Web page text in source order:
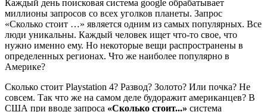
Каждый день поисковая система google обрабатывает
миллионы запросов со всех уголков планеты. Запрос
«Сколько стоит …» является одним из самых популярных. Все
люди уникальны. Каждый человек ищет что-то свое, что
нужно именно ему. Но некоторые вещи распространены в
определенных регионах. Что же наиболее популярно в
Америке?
Сколько стоит Playstation 4? Развод? Золото? Или почка? Не
совсем. Так что же на самом деле будоражит американцев? В
США при вводе запроса «Сколько стоит...» система